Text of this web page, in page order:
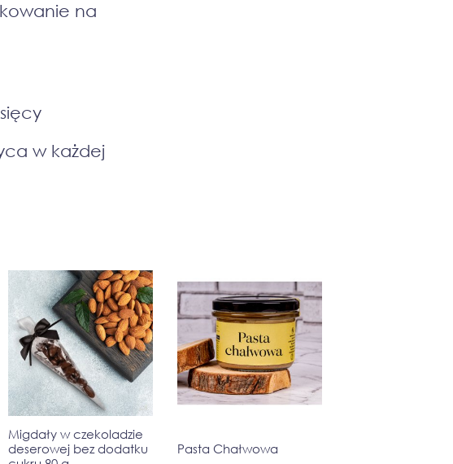
na
w każdej
Migdały w czekoladzie
deserowej bez dodatku
Pasta Chałwowa